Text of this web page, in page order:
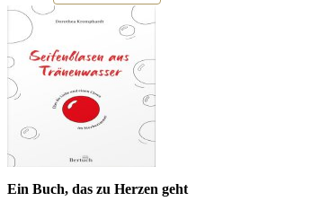
Ein Buch, das zu Herzen geht